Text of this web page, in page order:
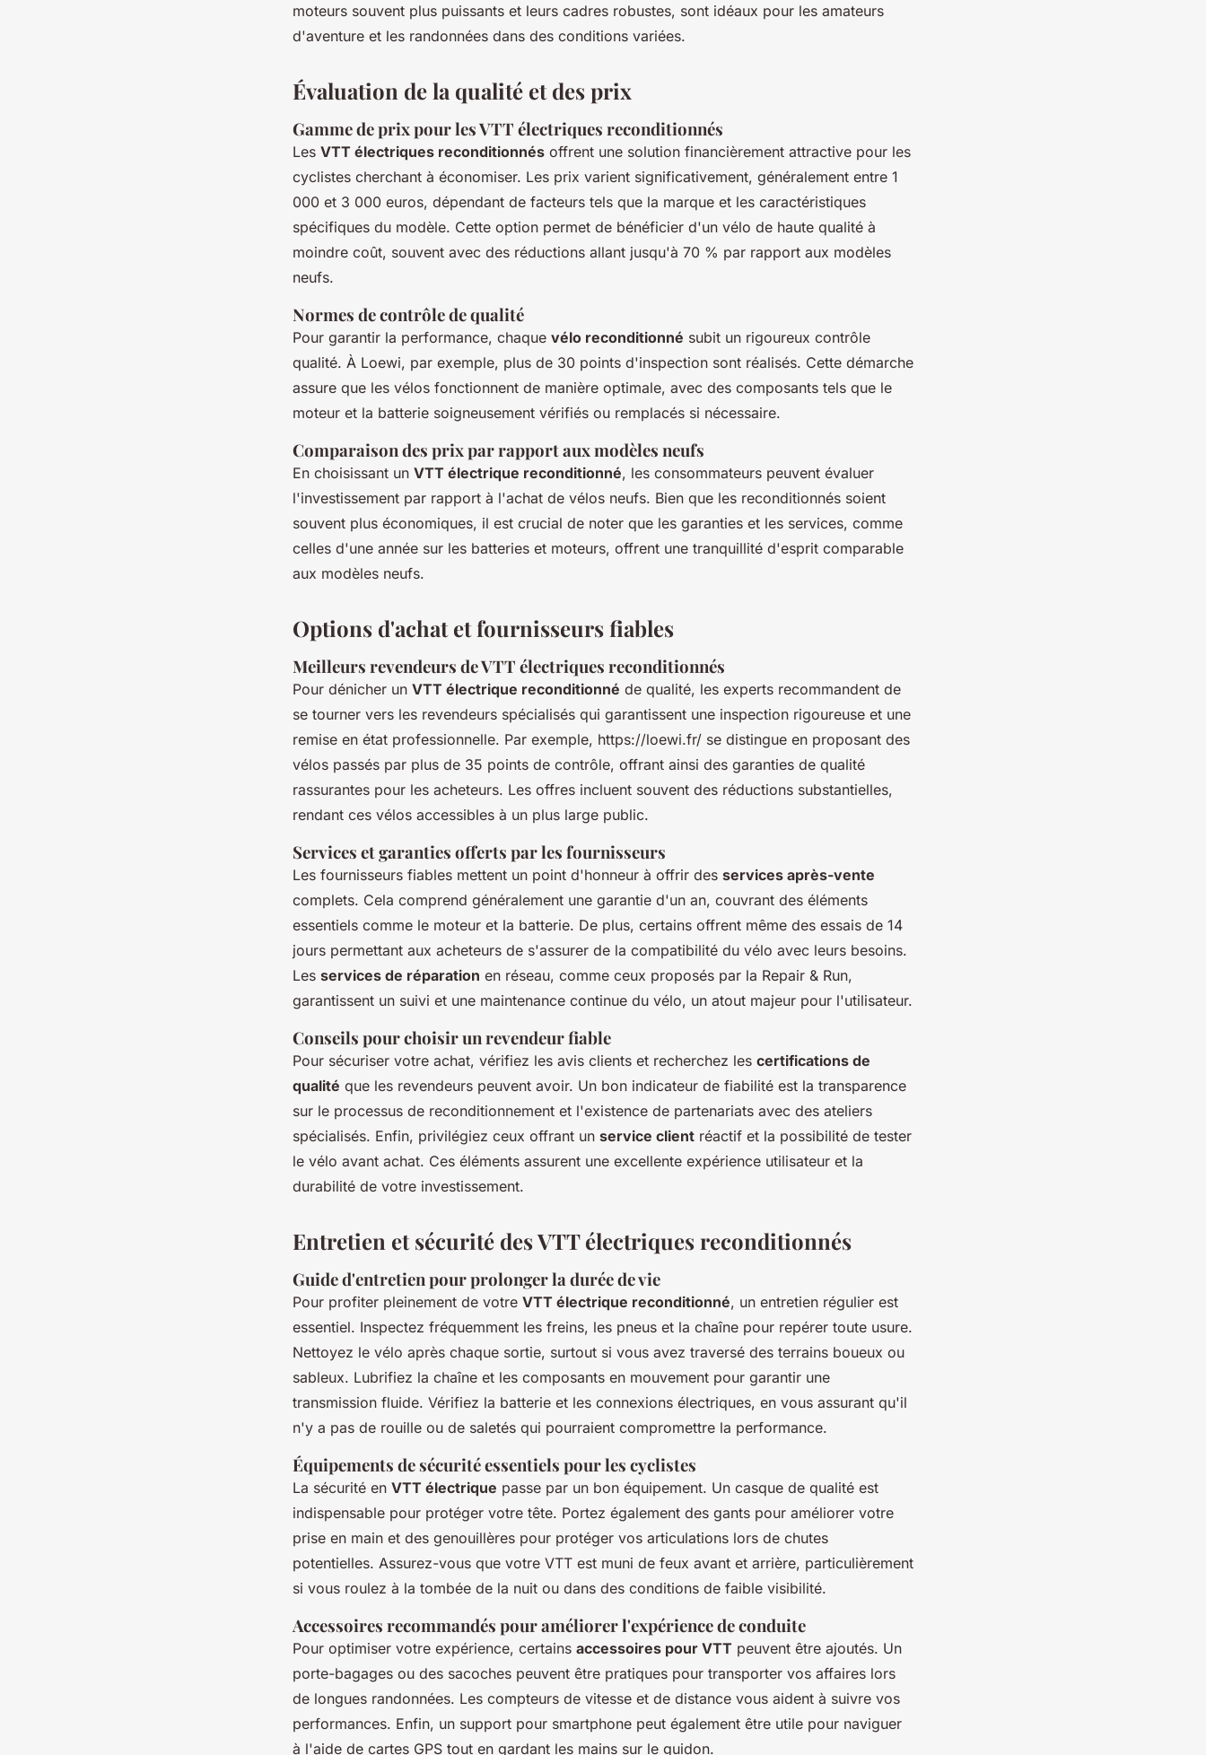
moteurs souvent plus puissants et leurs cadres robustes, sont idéaux pour les amateurs
d'aventure et les randonnées dans des conditions variées.
Évaluation de la qualité et des prix
Gamme de prix pour les VTT électriques reconditionnés
Les VTT électriques reconditionnés offrent une solution financièrement attractive pour les
cyclistes cherchant à économiser. Les prix varient significativement, généralement entre 1
000 et 3 000 euros, dépendant de facteurs tels que la marque et les caractéristiques
spécifiques du modèle. Cette option permet de bénéficier d'un vélo de haute qualité à
moindre coût, souvent avec des réductions allant jusqu'à 70 % par rapport aux modèles
neufs.
Normes de contrôle de qualité
Pour garantir la performance, chaque vélo reconditionné subit un rigoureux contrôle
qualité. À Loewi, par exemple, plus de 30 points d'inspection sont réalisés. Cette démarche
assure que les vélos fonctionnent de manière optimale, avec des composants tels que le
moteur et la batterie soigneusement vérifiés ou remplacés si nécessaire.
Comparaison des prix par rapport aux modèles neufs
En choisissant un VTT électrique reconditionné, les consommateurs peuvent évaluer
l'investissement par rapport à l'achat de vélos neufs. Bien que les reconditionnés soient
souvent plus économiques, il est crucial de noter que les garanties et les services, comme
celles d'une année sur les batteries et moteurs, offrent une tranquillité d'esprit comparable
aux modèles neufs.
Options d'achat et fournisseurs fiables
Meilleurs revendeurs de VTT électriques reconditionnés
Pour dénicher un VTT électrique reconditionné de qualité, les experts recommandent de
se tourner vers les revendeurs spécialisés qui garantissent une inspection rigoureuse et une
remise en état professionnelle. Par exemple, https://loewi.fr/ se distingue en proposant des
vélos passés par plus de 35 points de contrôle, offrant ainsi des garanties de qualité
rassurantes pour les acheteurs. Les offres incluent souvent des réductions substantielles,
rendant ces vélos accessibles à un plus large public.
Services et garanties offerts par les fournisseurs
Les fournisseurs fiables mettent un point d'honneur à offrir des services après-vente
complets. Cela comprend généralement une garantie d'un an, couvrant des éléments
essentiels comme le moteur et la batterie. De plus, certains offrent même des essais de 14
jours permettant aux acheteurs de s'assurer de la compatibilité du vélo avec leurs besoins.
Les services de réparation en réseau, comme ceux proposés par la Repair & Run,
garantissent un suivi et une maintenance continue du vélo, un atout majeur pour l'utilisateur.
Conseils pour choisir un revendeur fiable
Pour sécuriser votre achat, vérifiez les avis clients et recherchez les certifications de
qualité que les revendeurs peuvent avoir. Un bon indicateur de fiabilité est la transparence
sur le processus de reconditionnement et l'existence de partenariats avec des ateliers
spécialisés. Enfin, privilégiez ceux offrant un service client réactif et la possibilité de tester
le vélo avant achat. Ces éléments assurent une excellente expérience utilisateur et la
durabilité de votre investissement.
Entretien et sécurité des VTT électriques reconditionnés
Guide d'entretien pour prolonger la durée de vie
Pour profiter pleinement de votre VTT électrique reconditionné, un entretien régulier est
essentiel. Inspectez fréquemment les freins, les pneus et la chaîne pour repérer toute usure.
Nettoyez le vélo après chaque sortie, surtout si vous avez traversé des terrains boueux ou
sableux. Lubrifiez la chaîne et les composants en mouvement pour garantir une
transmission fluide. Vérifiez la batterie et les connexions électriques, en vous assurant qu'il
n'y a pas de rouille ou de saletés qui pourraient compromettre la performance.
Équipements de sécurité essentiels pour les cyclistes
La sécurité en VTT électrique passe par un bon équipement. Un casque de qualité est
indispensable pour protéger votre tête. Portez également des gants pour améliorer votre
prise en main et des genouillères pour protéger vos articulations lors de chutes
potentielles. Assurez-vous que votre VTT est muni de feux avant et arrière, particulièrement
si vous roulez à la tombée de la nuit ou dans des conditions de faible visibilité.
Accessoires recommandés pour améliorer l'expérience de conduite
Pour optimiser votre expérience, certains accessoires pour VTT peuvent être ajoutés. Un
porte-bagages ou des sacoches peuvent être pratiques pour transporter vos affaires lors
de longues randonnées. Les compteurs de vitesse et de distance vous aident à suivre vos
performances. Enfin, un support pour smartphone peut également être utile pour naviguer
à l'aide de cartes GPS tout en gardant les mains sur le guidon.